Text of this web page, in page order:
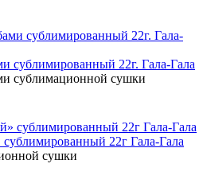
сублимированный 22г. Гала-Гала
сублимационной сушки
22г Гала-Гала
сушки